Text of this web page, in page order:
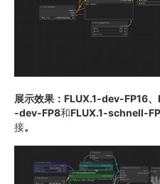
展示效果：FLUX.1-dev-FP16
-dev-FP8和FLUX.1-schnell-
接。